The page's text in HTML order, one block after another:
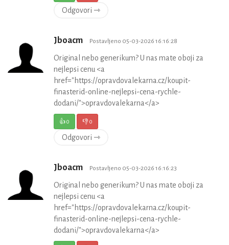
Odgovori ⇾
Jboacm Postavljeno 05-03-2026 16:16:28
Original nebo generikum? U nas mate oboji za
nejlepsi cenu <a
href="https://opravdovalekarna.cz/koupit-
finasterid-online-nejlepsi-cena-rychle-
dodani/">opravdovalekarna</a>
👍0 👎0
Odgovori ⇾
Jboacm Postavljeno 05-03-2026 16:16:23
Original nebo generikum? U nas mate oboji za
nejlepsi cenu <a
href="https://opravdovalekarna.cz/koupit-
finasterid-online-nejlepsi-cena-rychle-
dodani/">opravdovalekarna</a>